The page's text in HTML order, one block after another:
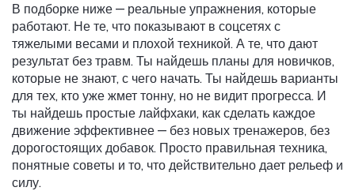
В подборке ниже — реальные упражнения, которые
работают. Не те, что показывают в соцсетях с
тяжелыми весами и плохой техникой. А те, что дают
результат без травм. Ты найдешь планы для новичков,
которые не знают, с чего начать. Ты найдешь варианты
для тех, кто уже жмет тонну, но не видит прогресса. И
ты найдешь простые лайфхаки, как сделать каждое
движение эффективнее — без новых тренажеров, без
дорогостоящих добавок. Просто правильная техника,
понятные советы и то, что действительно дает рельеф и
силу.